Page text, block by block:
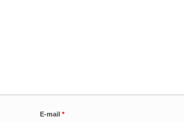
E-mail*